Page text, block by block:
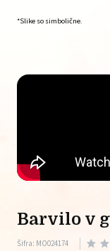
*Slike so simbolične.
barvilo v
Šifra: MO024174